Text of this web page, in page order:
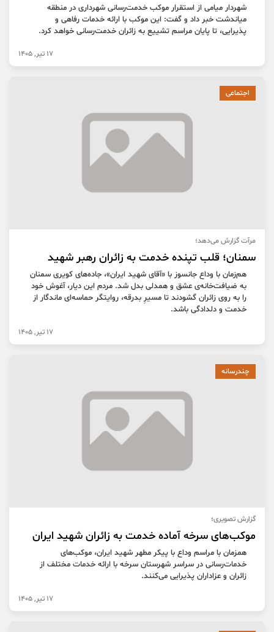
شهردار میامی از استقرار موکب خدمت‌رسانی شهرداری در منطقه
میاندشت خبر داد و گفت: این موکب با ارائه خدمات رفاهی و
پذیرایی، تا پایان مراسم تشییع به زائران خدمت‌رسانی خواهد کرد.
17 تیر, 1405
اجتماعی
مرآت گزارش می‌دهد؛
سمنان؛ قلب تپنده خدمت به زائران رهبر شهید
هم‌زمان با وداع جانسوز با «آقای شهید ایران»، جاده‌های کویری سمنان
به ضیافت‌خانه‌ی عشق و همدلی بدل شد. مردم این دیار، آغوش خود
را به روی زائران گشودند تا مسیرِ بدرقه، روایتگر حماسه‌ای ماندگار از
خدمت و دلدادگی باشد.
17 تیر, 1405
چندرسانه
گزارش تصویری؛
موکب‌های سرخه آماده خدمت به زائران شهید ایران
همزمان با مراسم وداع با پیکر مطهر شهید ایران، موکب‌های
خدمات‌رسانی در سراسر شهرستان سرخه با ارائه خدمات مختلف از
زائران و عزاداران پذیرایی می‌کنند.
17 تیر, 1405